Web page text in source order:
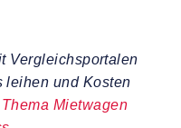
Vergleichsportalen
leihen und Kosten
Mietwagen